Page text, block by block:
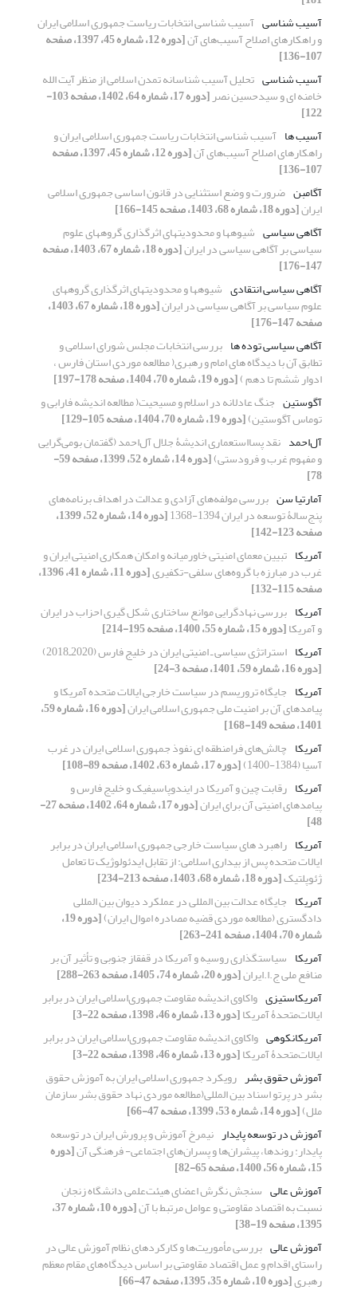
آسیب شناسی آسیب شناسی انتخابات ریاست جمهوری اسلامی ایران
و راهکارهای اصلاح آسیب‌های آن [دوره 12، شماره 45، 1397، صفحه
107-136]
آسیب شناسی تحلیل آسیب شناسانه تمدن اسلامی از منظر آیت الله
خامنه ای و سیدحسین نصر [دوره 17، شماره 64، 1402، صفحه 103-
122]
آسیب ها آسیب شناسی انتخابات ریاست جمهوری اسلامی ایران و
راهکارهای اصلاح آسیب‌های آن [دوره 12، شماره 45، 1397، صفحه
107-136]
آگامبن ضرورت و وضع استثنایی در قانون اساسی جمهوری اسلامی
ایران[دوره 18، شماره 68، 1403، صفحه 145-166]
آگاهی سیاسی شیوه‏ها و محدودیت‏های اثرگذاری گروه‏های علوم
سیاسی بر آگاهی سیاسی در ایران [دوره 18، شماره 67، 1403، صفحه
147-176]
آگاهی سیاسی انتقادی شیوه‏ها و محدودیت‏های اثرگذاری گروه‏های
علوم سیاسی بر آگاهی سیاسی در ایران [دوره 18، شماره 67، 1403،
صفحه 147-176]
آگاهی سیاسی توده ها بررسی انتخابات مجلس شورای اسلامی و
تطابق آن با دیدگاه های امام و رهبری( مطالعه موردی استان فارس ،
ادوار ششم تا دهم )[دوره 19، شماره 70، 1404، صفحه 178-197]
آگوستین جنگ عادلانه در اسلام و مسیحیت( مطالعه اندیشه فارابی و
توماس آگوستین)[دوره 19، شماره 70، 1404، صفحه 105-129]
آل‌احمد نقد پسااستعماری اندیشۀ جلال آل‌احمد (گفتمان بومی‌گرایی
و مفهوم غرب و فرودستی) [دوره 14، شماره 52، 1399، صفحه 59-
78]
آمارتیا سن بررسی مولفه‌های آزادی و عدالت در اهداف برنامه‌های
پنج‌سالۀ توسعه در ایران 1394-1368 [دوره 14، شماره 52، 1399،
صفحه 123-142]
آمریکا تبیین معمای امنیتی خاورمیانه و امکان همکاری امنیتی ایران و
غرب در مبارزه با گروه‌های سلفی-تکفیری [دوره 11، شماره 41، 1396،
صفحه 115-132]
آمریکا بررسی نهادگرایی موانع ساختاری شکل گیری احزاب در ایران
و آمریکا[دوره 15، شماره 55، 1400، صفحه 195-214]
آمریکا استراتژی سیاسی ـ امنیتی ایران در خلیج فارس (2020ـ2018)
[دوره 16، شماره 59، 1401، صفحه 3-24]
آمریکا جایگاه تروریسم در سیاست خارجی ایالات متحده آمریکا و
پیامدهای آن بر امنیت ملی جمهوری اسلامی ایران [دوره 16، شماره 59،
1401، صفحه 149-168]
آمریکا چالش‌های فرامنطقه ‌ای نفوذ جمهوری اسلامی ایران در غرب
آسیا (1384-1400)
[دوره 17، شماره 63، 1402، صفحه 89-108]
آمریکا رقابت چین و آمریکا در ایندوپاسیفیک و خلیج فارس و
پیامدهای امنیتی آن برای ایران [دوره 17، شماره 64، 1402، صفحه 27-
48]
آمریکا راهبرد های سیاست خارجی جمهوری اسلامی ایران در برابر
ایالات متحده پس از بیداری اسلامی: از تقابل ایدئولوژیک تا تعامل
ژئوپلتیک[دوره 18، شماره 68، 1403، صفحه 213-234]
آمریکا جایگاه عدالت بین المللی در عملکرد دیوان بین المللی
دادگستری (مطالعه موردی قضیه مصادره اموال ایران) [دوره 19،
شماره 70، 1404، صفحه 241-263]
آمریکا سیاستگذاری روسیه و آمریکا در قفقاز جنوبی و تأثیر آن بر
منافع ملی ج.ا.ایران[دوره 20، شماره 74، 1405، صفحه 263-288]
آمریکاستیزی واکاوی اندیشه مقاومت جمهوری‌اسلامی ایران در برابر
ایالات‌متحدۀ آمریکا[دوره 13، شماره 46، 1398، صفحه 22-3]
آمریکانکوهی واکاوی اندیشه مقاومت جمهوری‌اسلامی ایران در برابر
ایالات‌متحدۀ آمریکا[دوره 13، شماره 46، 1398، صفحه 22-3]
آموزش حقوق بشر رویکرد جمهوری اسلامی ایران به آموزش حقوق
بشر در پرتو اسناد بین المللی(مطالعه موردی نهاد حقوق بشر سازمان
ملل)[دوره 14، شماره 53، 1399، صفحه 47-66]
آموزش در توسعه پایدار نیمرخ آموزش و پرورش ایران در توسعه
پایدار: روندها، پیشران‌ها و پسران‌های اجتماعی- فرهنگی آن[دوره
15، شماره 56، 1400، صفحه 65-82]
آموزش عالی سنجش نگرش اعضای هیئت‌علمی دانشگاه‌ زنجان
نسبت به اقتصاد مقاومتی و عوامل مرتبط با آن [دوره 10، شماره 37،
1395، صفحه 19-38]
آموزش عالی بررسی مأموریت‌ها و کارکردهای نظام آموزش عالی در
راستای اقدام و عمل اقتصاد مقاومتی بر اساس دیدگاه‌های مقام معظم
رهبری[دوره 10، شماره 35، 1395، صفحه 47-66]